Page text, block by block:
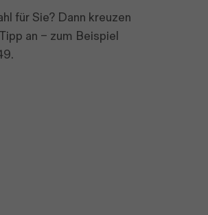
für Sie? Dann kreuzen
an – zum Beispiel